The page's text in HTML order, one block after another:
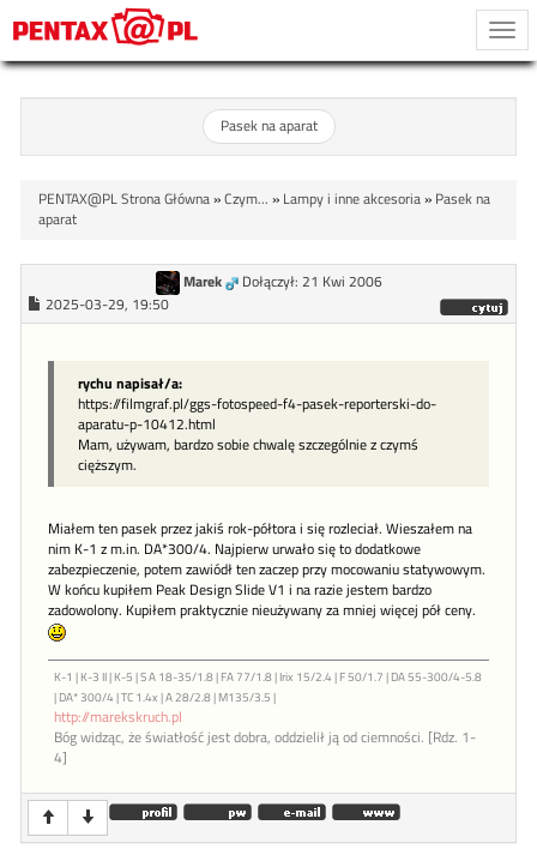
Pasek na aparat
PENTAX@PL Strona Główna»Czym... » Lampy i inne akcesoria» Pasek na
aparat
Marek
Dołączył: 21 Kwi 2006
2025-03-29, 19:50
rychu napisał/a:
https://filmgraf.pl/ggs-fotospeed-f4-pasek-reporterski-do-
aparatu-p-10412.html
Mam, używam, bardzo sobie chwalę szczególnie z czymś
cięższym.
Miałem ten pasek przez jakiś rok-półtora i się rozleciał. Wieszałem na
nim K-1 z m.in. DA*300/4. Najpierw urwało się to dodatkowe
zabezpieczenie, potem zawiódł ten zaczep przy mocowaniu statywowym.
W końcu kupiłem Peak Design Slide V1 i na razie jestem bardzo
zadowolony. Kupiłem praktycznie nieużywany za mniej więcej pół ceny.
K-1 | K-3 II | K-5 | S A 18-35/1.8 | FA 77/1.8 | Irix 15/2.4 | F 50/1.7 | DA 55-300/4-5.8
| DA* 300/4 | TC 1.4x | A 28/2.8 | M135/3.5 |
http://marekskruch.pl
Bóg widząc, że światłość jest dobra, oddzielił ją od ciemności. [Rdz. 1-
4]